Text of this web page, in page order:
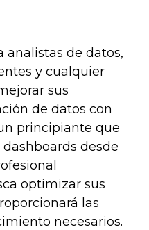
analistas de datos,
y cualquier
sus
de datos con
principiante que
desde
optimizar sus
las
necesarios.